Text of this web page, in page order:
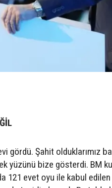
gördü. Şahit olduklarımız
yüzünü bize gösterdi. BM
121 evet oyu ile kabul